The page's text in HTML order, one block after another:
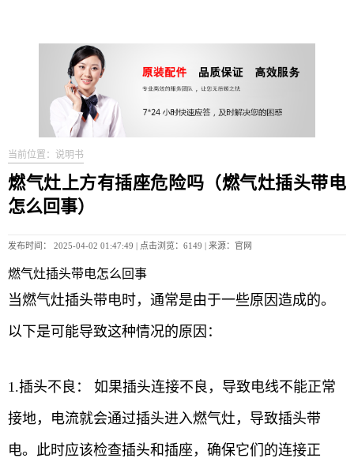
当前位置：说明书
燃气灶上方有插座危险吗（燃气灶插头带电
怎么回事）
发布时间： 2025-04-02 01:47:49 | 点击浏览：6149 | 来源：官网
燃气灶插头带电怎么回事
当燃气灶插头带电时，通常是由于一些原因造成的。
以下是可能导致这种情况的原因：
1.插头不良： 如果插头连接不良，导致电线不能正常
接地，电流就会通过插头进入燃气灶，导致插头带
电。此时应该检查插头和插座，确保它们的连接正